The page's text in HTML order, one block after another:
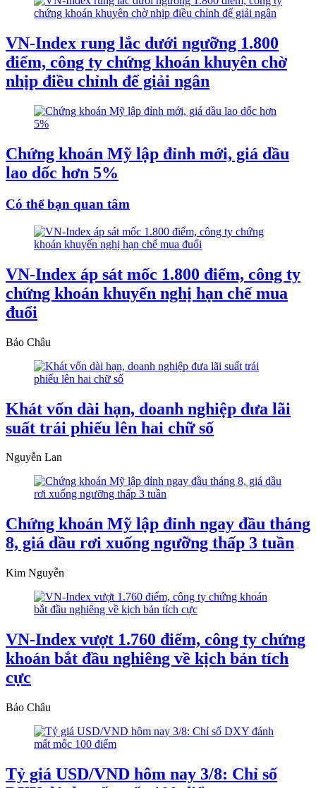
VN-Index rung lắc dưới ngưỡng 1.800
điểm, công ty chứng khoán khuyên chờ
nhịp điều chỉnh để giải ngân
Chứng khoán Mỹ lập đỉnh mới, giá dầu
lao dốc hơn 5%
Có thể bạn quan tâm
VN-Index áp sát mốc 1.800 điểm, công ty
chứng khoán khuyến nghị hạn chế mua
đuổi
Bảo Châu
Khát vốn dài hạn, doanh nghiệp đưa lãi
suất trái phiếu lên hai chữ số
Nguyễn Lan
Chứng khoán Mỹ lập đỉnh ngay đầu tháng
8, giá dầu rơi xuống ngưỡng thấp 3 tuần
Kim Nguyễn
VN-Index vượt 1.760 điểm, công ty chứng
khoán bắt đầu nghiêng về kịch bản tích
cực
Bảo Châu
Tỷ giá USD/VND hôm nay 3/8: Chỉ số